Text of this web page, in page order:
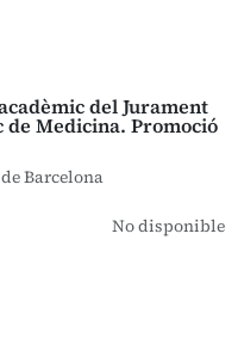
del Jurament
Medicina. Promoció
Barcelona
No disponible